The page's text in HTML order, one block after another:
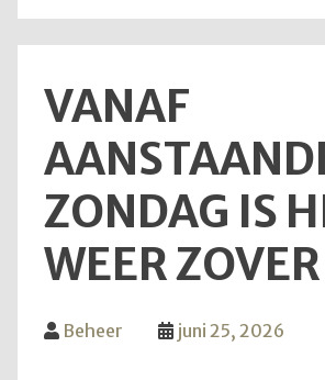
VANAF
ZONDAG IS
WEER ZOVER
Beheer juni 25, 2026